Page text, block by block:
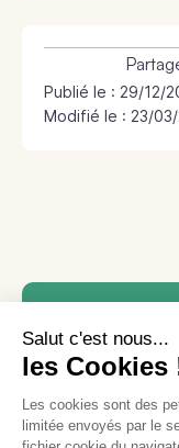
Publié le : 29/12/
Modifié le : 23/
Besoin
formation
Notre équipe